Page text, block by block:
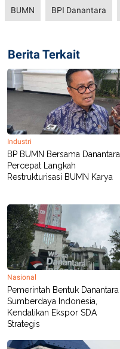
BUMN BPI Danantara
Berita Terkait
Industri
BP BUMN Bersama Danantara
Percepat Langkah
Restrukturisasi BUMN Karya
Nasional
Pemerintah Bentuk Danantara
Sumberdaya Indonesia,
Kendalikan Ekspor SDA
Strategis